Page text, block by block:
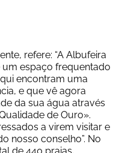
refere: “A Albufeira
espaço frequentado
encontram uma
e que vê agora
da sua água através
de Ouro».
a virem visitar e
nosso conselho”. No
de 440 praias,